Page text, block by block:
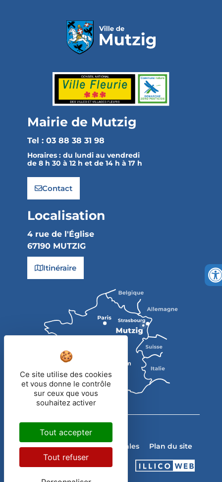
Mairie de Mutzig
Tel : 03 88 38 31 98
Horaires : du lundi au vendredi
de 8 h 30 à 12 h et de 14 h à 17 h
Contact
Localisation
4 rue de l'Église
67190 MUTZIG
Itinéraire
2023Ville de Mutzig
Contact
Mentions légales Plan du site
Ce site utilise des cookies
et vous donne le contrôle
sur ceux que vous
souhaitez activer
Tout accepter
Tout refuser